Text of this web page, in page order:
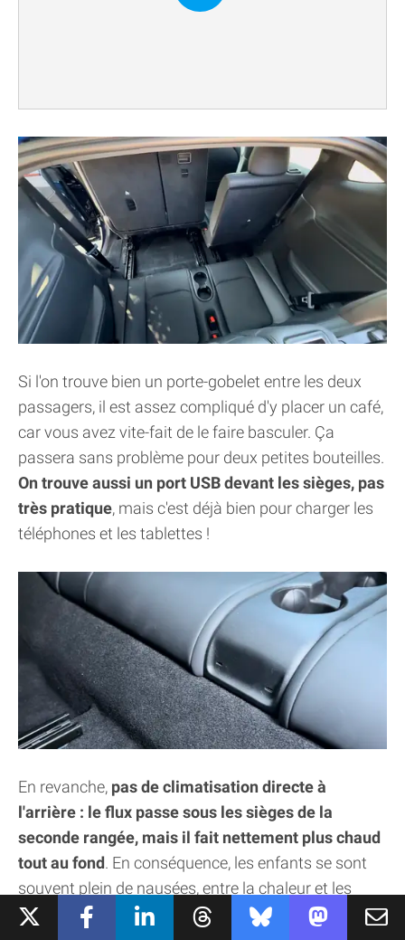
Si l'on trouve bien un porte-gobelet entre les deux
passagers, il est assez compliqué d'y placer un café,
car vous avez vite-fait de le faire basculer. Ça
passera sans problème pour deux petites bouteilles.
On trouve aussi un port USB devant les sièges, pas
très pratique, mais c'est déjà bien pour charger les
téléphones et les tablettes !
En revanche, pas de climatisation directe à
l'arrière : le flux passe sous les sièges de la
seconde rangée, mais il fait nettement plus chaud
tout au fond. En conséquence, les enfants se sont
souvent plein de nausées, entre la chaleur et les
mouvements de caisse, ce n'est vraiment pas la